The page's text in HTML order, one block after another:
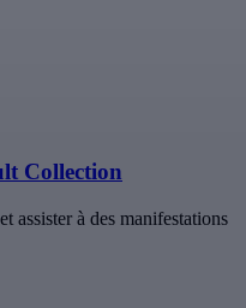
Collection
assister à des manifestations